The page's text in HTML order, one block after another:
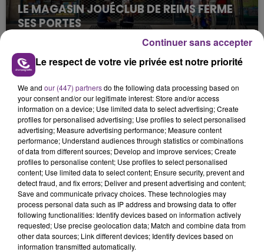
LE MAGASIN JOUÉCLUB DE REIMS FERME
SES PORTES
C'était l'une des institutions du centre-ville
rémois. Le magasin JouéClub est contraint de
fermer ses portes.
TITRES DIFFUSÉS
17h15
17h15
SABRINA CARPENTER
Espresso
17h06
17h06
TAME IMPALA & JENNIE
Dracula
Le respect de votre vie privée est notre priorité
We and our (447) partnersdo the following data processing based on
your consent and/or our legitimate interest: Store and/or access
information on a device; Use limited data to select advertising; Create
profiles for personalised advertising; Use profiles to select personalised
advertising; Measure advertising performance; Measure content
performance; Understand audiences through statistics or combinations
of data from different sources; Develop and improve services; Create
profiles to personalise content; Use profiles to select personalised
content; Use limited data to select content; Ensure security, prevent and
detect fraud, and fix errors; Deliver and present advertising and content;
Save and communicate privacy choices. These technologies may
process personal data such as IP address and browsing data to offer
following functionalities: Identify devices based on information actively
requested; Use precise geolocation data; Match and combine data from
other data sources; Link different devices; Identify devices based on
information transmitted automatically.
Continuer sans accepter